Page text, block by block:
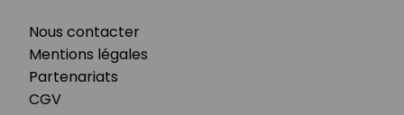
Nous contacter
Mentions légales
Partenariats
CGV